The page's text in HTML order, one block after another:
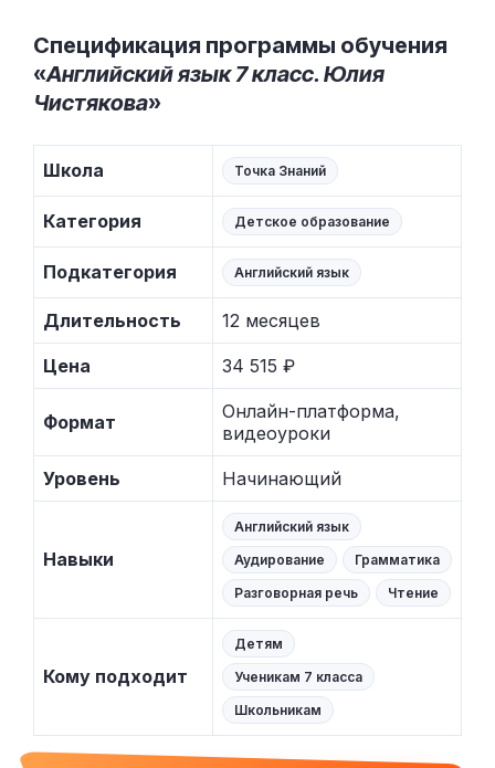
Спецификация программы обучения
«Английский язык 7 класс. Юлия
Чистякова»
Школа Точка Знаний
Категория Детское образование
Подкатегория Английский язык
Длительность 12 месяцев
Цена 34 515 ₽
Формат
Онлайн-платформа,
видеоуроки
Уровень Начинающий
Навыки
Английский язык
Аудирование
Грамматика
Разговорная речь
Чтение
Кому подходит
Детям
Ученикам 7 класса
Школьникам